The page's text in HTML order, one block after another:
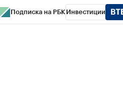
Подписка на РБК Инвестиции